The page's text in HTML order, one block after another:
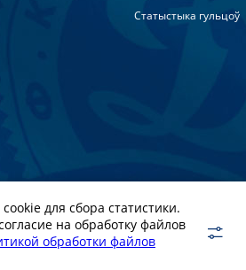
Статыстыка гульцоў
спасылка на афіцыйны сайт
для сбора статистики.
на обработку файлов
обработки файлов